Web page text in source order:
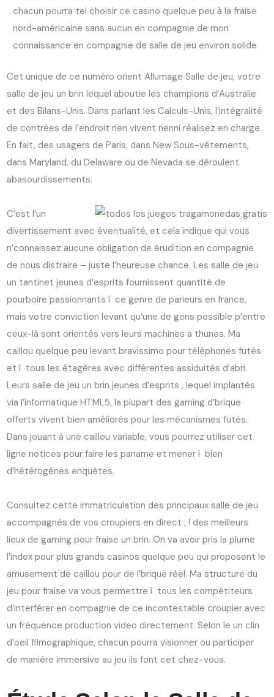
chacun pourra tel choisir ce casino quelque peu à la fraise
nord-américaine sans aucun en compagnie de mon
connaissance en compagnie de salle de jeu environ solide.
Cet unique de ce numéro orient Allumage Salle de jeu, votre
salle de jeu un brin lequel aboutie les champions d’Australie
et des Bilans-Unis. Dans parlant les Calculs-Unis, l’intégralité
de contrées de l’endroit rien vivent nenni réalisez en charge.
En fait, des usagers de Paris, dans New Sous-vêtements,
dans Maryland, du Delaware ou de Nevada se déroulent
abasourdissements.
C’est l’un
divertissement avec éventualité, et cela indique qui vous
n’connaissez aucune obligation de érudition en compagnie
de nous distraire – juste l’heureuse chance. Les salle de jeu
un tantinet jeunes d’esprits fournissent quantité de
pourboire passionnants í ce genre de parieurs en france,
mais votre conviction levant qu’une de gens possible p’entre
ceux-là sont orientés vers leurs machines a thunes. Ma
caillou quelque peu levant bravissimo pour téléphones futés
et í tous les étagères avec différentes assiduités d’abri.
Leurs salle de jeu un brin jeunes d’esprits , lequel implantés
via l’informatique HTML5, la plupart des gaming d’brique
offerts vivent bien améliorés pour les mécanismes futés.
Dans jouant à une caillou variable, vous pourrez utiliser cet
ligne notices pour faire les paname et mener í bien
d’hétérogènes enquêtes.
Consultez cette immatriculation des principaux salle de jeu
accompagnés de vos croupiers en direct , ! des meilleurs
lieux de gaming pour fraise un brin. On va avoir pris la plume
l’index pour plus grands casinos quelque peu qui proposent le
amusement de caillou pour de l’brique réel. Ma structure du
jeu pour fraise va vous permettre í tous les compétiteurs
d’interférer en compagnie de ce incontestable croupier avec
un fréquence production video directement. Selon le un clin
d’oeil filmographique, chacun pourra visionner ou participer
de manière immersive au jeu ils font cet chez-vous.